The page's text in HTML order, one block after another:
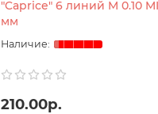
"Caprice" 6 линий M 0.10
мм
210.00р.